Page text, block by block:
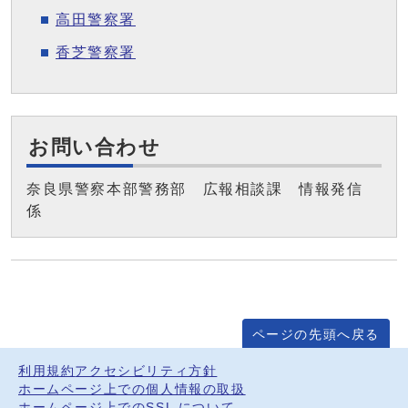
高田警察署
香芝警察署
お問い合わせ
奈良県警察本部警務部 広報相談課 情報発信
係
ページの先頭へ戻る
利用規約 アクセシビリティ方針
ホームページ上での個人情報の取扱